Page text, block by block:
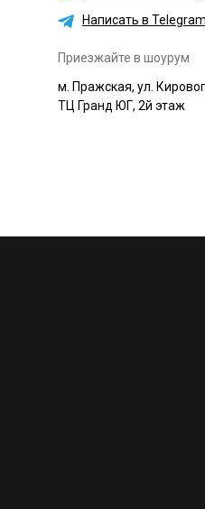
Написать в Telegram
м. Пражская, ул.
ТЦ Гранд ЮГ, 2й этаж
Приезжайте в шоурум